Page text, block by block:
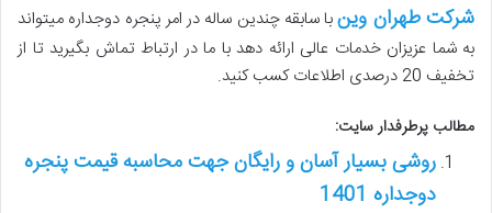
شرکت طهران وینبا سابقه چندین ساله در امر پنجره دوجداره میتواند
به شما عزیزان خدمات عالی ارائه دهد با ما در ارتباط تماش بگیرید تا از
تخفیف 20 درصدی اطلاعات کسب کنید.
مطالب پرطرفدار سایت:
روشی بسیار آسان و رایگان جهت محاسبه قیمت پنجره
دوجداره 1401